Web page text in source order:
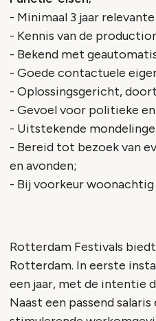
- Minimaal 3 jaar
- Kennis van de
- Bekend met
- Goede contactuele
- Oplossingsgericht,
- Gevoel voor politieke
- Uitstekende
- Bereid tot bezoek van
en avonden;
- Bij voorkeur
Rotterdam Festivals
Rotterdam. In eerste
een jaar, met de intentie
Naast een passend